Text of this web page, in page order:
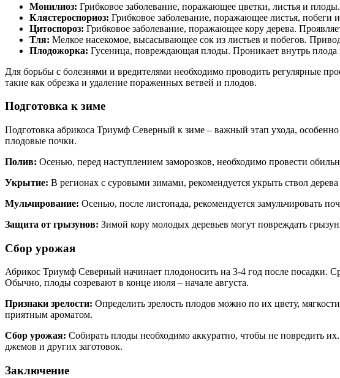
Монилиоз: Грибковое заболевание, поражающее цветки, листья и
Клястероспориоз: Грибковое заболевание, поражающее листья,
Цитоспороз: Грибковое заболевание, поражающее кору дерева.
Тля: Мелкое насекомое, высасывающее сок из листьев и побегов.
Плодожорка: Гусеница, повреждающая плоды. Проникает внутрь плода
Для борьбы с болезнями и вредителями необходимо проводить регулярные
такие как обрезка и удаление пораженных ветвей и плодов.
Подготовка к зиме
Подготовка абрикоса Триумф Северный к зиме – важный этап ухода,
плодовые почки.
Полив: Осенью, перед наступлением заморозков, необходимо провести
Укрытие: В регионах с суровыми зимами, рекомендуется укрыть ствол
Мульчирование: Осенью, после листопада, рекомендуется замульчировать
Защита от грызунов: Зимой кору молодых деревьев могут повреждать
Сбор урожая
Абрикос Триумф Северный начинает плодоносить на 3-4 год после посадки.
Обычно, плоды созревают в конце июля – начале августа.
Признаки зрелости: Определить зрелость плодов можно по их цвету,
приятным ароматом.
Сбор урожая: Собирать плоды необходимо аккуратно, чтобы не повредить
джемов и других заготовок.
Заключение